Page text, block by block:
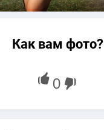
Как вам фото?